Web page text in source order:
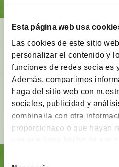
Esta página web usa
Las cookies de este sitio
personalizar el contenido y
funciones de redes sociales
Además, compartimos
haga del sitio web con
sociales, publicidad y
combinarla con otra
proporcionado o que hayan
BrainVestor:
App gratuitaque tiene
a los inversoresen sus
inversión y proporcionarles
técnicas del campo de la
Ver